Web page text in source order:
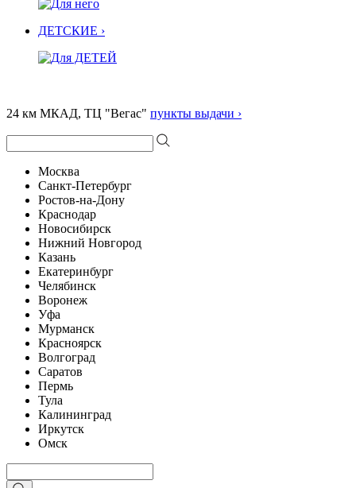
ДЕТСКИЕ ›
24 км МКАД, ТЦ "Вегас" пункты выдачи ›
Москва
Санкт-Петербург
Ростов-на-Дону
Краснодар
Новосибирск
Нижний Новгород
Казань
Екатеринбург
Челябинск
Воронеж
Уфа
Мурманск
Красноярск
Волгоград
Саратов
Пермь
Тула
Калининград
Иркутск
Омск